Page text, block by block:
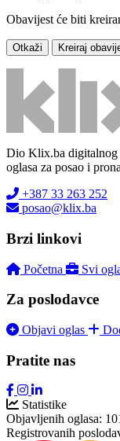
Obavijest će biti
Otkaži Kreiraj
Dio Klix.ba digitalnog
oglasa za posao i
+387 33 263 252
posao@klix.ba
Brzi linkovi
Početna Svi
Za poslodavce
Objavi oglas
Pratite nas
Statistike
Objavljenih oglasa:
Registrovanih